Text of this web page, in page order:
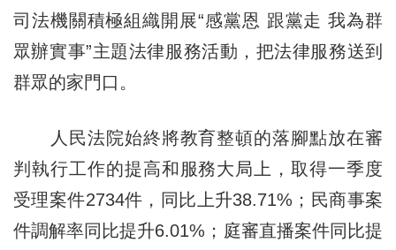
司法機關積極組織開展“感黨恩 跟黨走 我為群
眾辦實事”主題法律服務活動，把法律服務送到
群眾的家門口。
人民法院始終將教育整頓的落腳點放在審
判執行工作的提高和服務大局上，取得一季度
受理案件2734件，同比上升38.71%；民商事案
件調解率同比提升6.01%；庭審直播案件同比提